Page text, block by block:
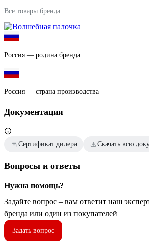
Все товары бренда
Россия — родина бренда
Россия — страна производства
Документация
Сертификат дилера Скачать всю
Вопросы и ответы
Нужна помощь?
Задайте вопрос – вам ответит наш
бренда или один из покупателей
Задать вопрос